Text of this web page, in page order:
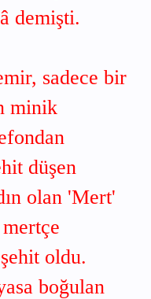
demişti.
sadece bir
minik
düşen
olan 'Mert'
oldu.
boğulan